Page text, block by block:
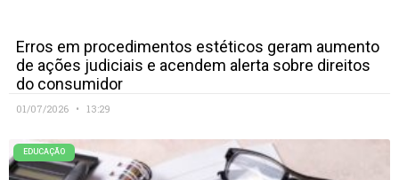
Erros em procedimentos estéticos geram aumento
de ações judiciais e acendem alerta sobre direitos
do consumidor
01/07/2026 13:29
EDUCAÇÃO